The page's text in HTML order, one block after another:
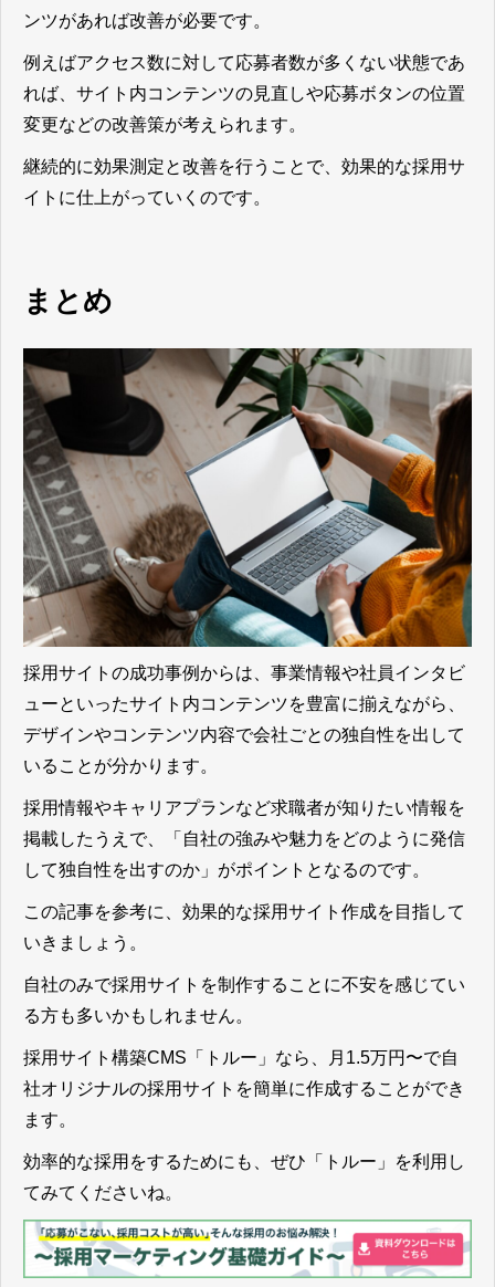
ンツがあれば改善が必要です。
例えばアクセス数に対して応募者数が多くない状態であ
れば、サイト内コンテンツの見直しや応募ボタンの位置
変更などの改善策が考えられます。
継続的に効果測定と改善を行うことで、効果的な採用サ
イトに仕上がっていく のです。
まとめ
採用サイトの成功事例からは、事業情報や社員インタビ
ューといったサイト内コンテンツを豊富に揃えながら、
デザインやコンテンツ内容で会社ごとの独自性を出して
いることが分かります。
採用情報やキャリアプランなど求職者が知りたい情報を
掲載したうえで、「自社の強みや魅力をどのように発信
して独自性を出すのか」がポイントとなるのです。
この記事を参考に、効果的な採用サイト作成を目指して
いきましょう。
自社のみで採用サイトを制作することに不安を感じてい
る方も多いかもしれません。
採用サイト構築CMS「トルー」なら、月1.5万円〜で自
社オリジナルの採用サイトを簡単に作成することができ
ます。
効率的な採用をするためにも、ぜひ「トルー」を利用し
てみてくださいね。